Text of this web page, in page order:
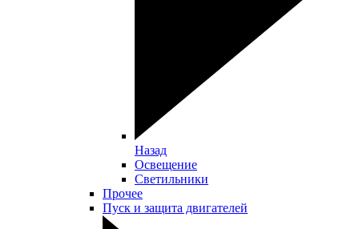
Назад
Освещение
Светильники
Прочее
Пуск и защита двигателей